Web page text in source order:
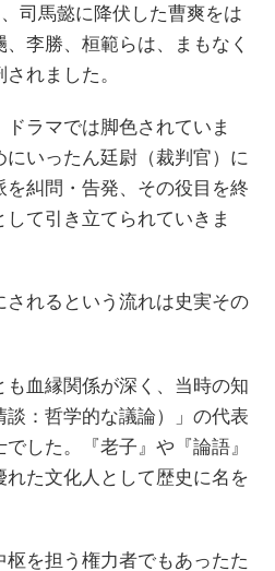
司馬懿に降伏した曹爽をは
李勝、桓範らは、まもなく
れました。
ラマでは脚色されていま
いったん廷尉（裁判官）に
糾問・告発、その役目を終
て引き立てられていきま
れるという流れは史実その
血縁関係が深く、当時の知
：哲学的な議論）」の代表
した。『老子』や『論語』
た文化人として歴史に名を
を担う権力者でもあったた